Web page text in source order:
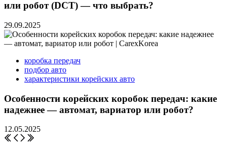
или робот (DCT) — что выбрать?
29.09.2025
коробка передач
подбор авто
характеристики корейских авто
Особенности корейских коробок передач: какие
надежнее — автомат, вариатор или робот?
12.05.2025